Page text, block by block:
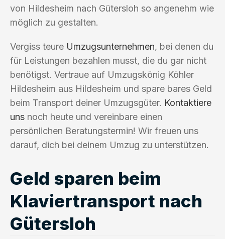
von Hildesheim nach Gütersloh so angenehm wie
möglich zu gestalten.
Vergiss teure Umzugsunternehmen, bei denen du
für Leistungen bezahlen musst, die du gar nicht
benötigst. Vertraue auf Umzugskönig Köhler
Hildesheim aus Hildesheim und spare bares Geld
beim Transport deiner Umzugsgüter. Kontaktiere
uns noch heute und vereinbare einen
persönlichen Beratungstermin! Wir freuen uns
darauf, dich bei deinem Umzug zu unterstützen.
Geld sparen beim
Klaviertransport nach
Gütersloh